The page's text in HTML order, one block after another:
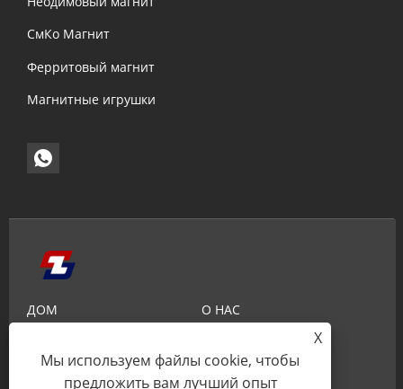
СмКо Магнит
Ферритовый магнит
Магнитные игрушки
ДОМ
О НАС
ОТПРАВИТЬ ЗАПРОС
X
Мы используем файлы cookie, чтобы
предложить вам лучший опыт